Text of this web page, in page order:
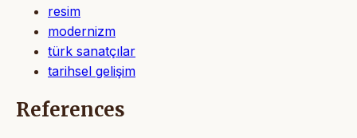
resim
modernizm
türk sanatçılar
tarihsel gelişim
References